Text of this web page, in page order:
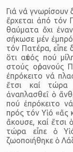
Γιά νά γνωρίσουν
ἔρχεται ἀπό τόν
θαύματα ὄχι
σήκωσε μέν
τόν Πατέρα, εἶπε
ὅτι αὐτός πού
στούς οὐρανούς
ἐπρόκειτο νά
ἔτσι καί τώρα
ἀναπλασθεῖ ὁ
πού ἐπρόκειτο
πρός τόν Υἱό «ἄς
ἄκουσε, καί ἔτσι
τώρα εἶπε ὁ
ζωοποιήθηκε ὁ